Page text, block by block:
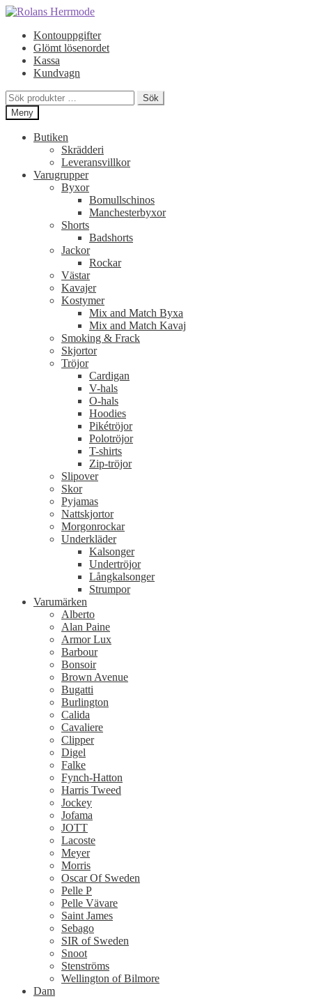
Hoppa
navigering
Hoppa
innehållKontouppgifter
Glömt lösenordet
Kassa
Kundvagn
Sök
efter:
Sök
Meny
Butiken
Skrädderi
Leveransvillkor
Varugrupper
Byxor
Bomullschinos
Manchesterbyxor
Shorts
Badshorts
Jackor
Rockar
Västar
Kavajer
Kostymer
Mix and Match Byxa
Mix and Match Kavaj
Smoking & Frack
Skjortor
Tröjor
Cardigan
V-hals
O-hals
Hoodies
Pikétröjor
Polotröjor
T-shirts
Zip-tröjor
Slipover
Skor
Pyjamas
Nattskjortor
Morgonrockar
Underkläder
Kalsonger
Undertröjor
Långkalsonger
Strumpor
Varumärken
Alberto
Alan Paine
Armor Lux
Barbour
Bonsoir
Brown Avenue
Bugatti
Burlington
Calida
Cavaliere
Clipper
Digel
Falke
Fynch-Hatton
Harris Tweed
Jockey
Jofama
JOTT
Lacoste
Meyer
Morris
Oscar Of Sweden
Pelle P
Pelle Vävare
Saint James
Sebago
SIR of Sweden
Snoot
Stenströms
Wellington of Bilmore
Dam